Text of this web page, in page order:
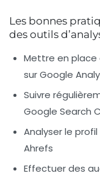
Les bonnes
des outils
Mettre en place
sur Google
Suivre
Google Search
Analyser le
Ahrefs
Effectuer des